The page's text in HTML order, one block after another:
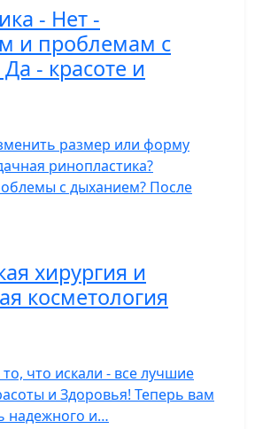
- Нет -
и проблемам с
- красоте и
размер или форму
ринопластика?
с дыханием? После
хирургия и
косметология
что искали - все лучшие
и Здоровья! Теперь вам
надежного и…